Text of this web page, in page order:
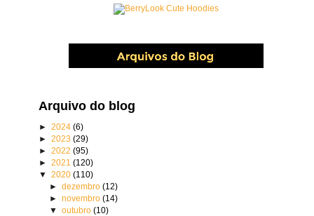
Arquivo do blog
►2024(6)
►2023(29)
►2022(95)
►2021(120)
▼2020(110)
► dezembro (12)
► novembro (14)
▼ outubro (10)